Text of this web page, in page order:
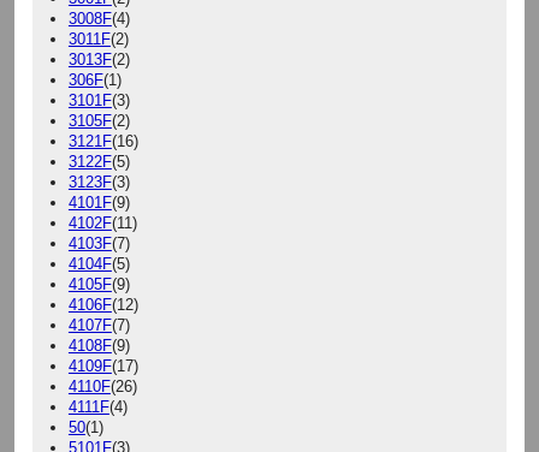
3008F(4)
3011F(2)
3013F(2)
306F(1)
3101F(3)
3105F(2)
3121F(16)
3122F(5)
3123F(3)
4101F(9)
4102F(11)
4103F(7)
4104F(5)
4105F(9)
4106F(12)
4107F(7)
4108F(9)
4109F(17)
4110F(26)
4111F(4)
50(1)
5101F(3)